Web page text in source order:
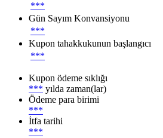
***
Gün Sayım Konvansiyonu
***
Kupon tahakkukunun başlangıcı
***
Kupon ödeme sıklığı
*** yılda zaman(lar)
Ödeme para birimi
***
İtfa tarihi
***